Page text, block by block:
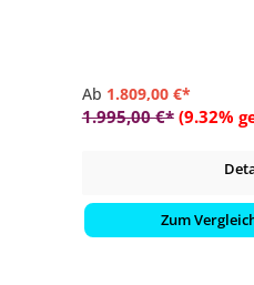
Ab 1.809,00 €*
1.995,00 €* (9.32%
Zum